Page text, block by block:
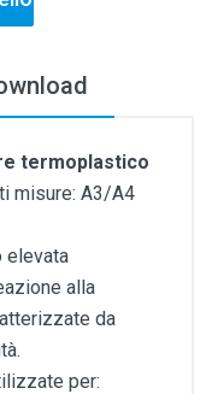
termoplastico
misure: A3/A4
elevata
alla
da
per: